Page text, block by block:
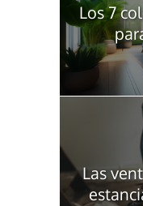
Los 7
Las